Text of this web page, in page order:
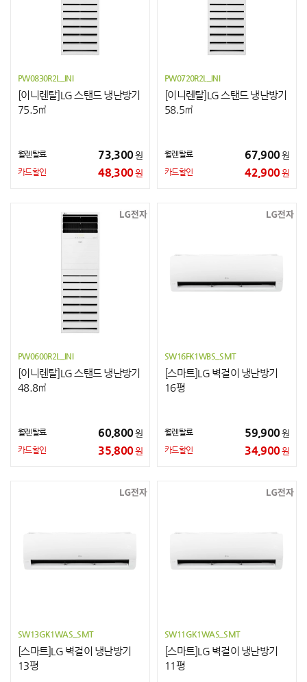
PW0830R2L_INI
[이니렌탈]LG 스탠드 냉난방기
75.5㎡
월렌탈료 73,300원
카드할인 48,300원
PW0720R2L_INI
[이니렌탈]LG 스탠드 냉난방기
58.5㎡
월렌탈료 67,900원
카드할인 42,900원
PW0600R2L_INI
[이니렌탈]LG 스탠드 냉난방기
48.8㎡
월렌탈료 60,800원
카드할인 35,800원
SW16FK1WBS_SMT
[스마트]LG 벽걸이 냉난방기
16평
월렌탈료 59,900원
카드할인 34,900원
SW13GK1WAS_SMT
[스마트]LG 벽걸이 냉난방기
13평
SW11GK1WAS_SMT
[스마트]LG 벽걸이 냉난방기
11평